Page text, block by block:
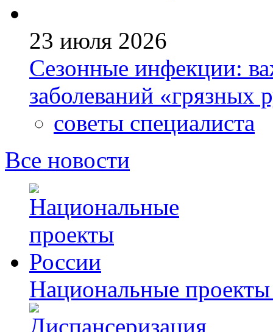
23 июля 2026
Сезонные инфекции:
заболеваний «грязных
советы специалиста
Все новости
Национальные